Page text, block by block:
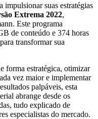
suas estratégias
Extrema 2022,
Este programa
de conteúdo e 374 horas
transformar sua
forma estratégica, otimizar
vez maior e implementar
palpáveis, esta
abrange desde os
tudo explicado de
especialistas do mercado.